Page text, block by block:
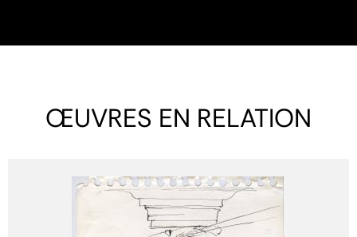
ŒUVRES EN RELATION